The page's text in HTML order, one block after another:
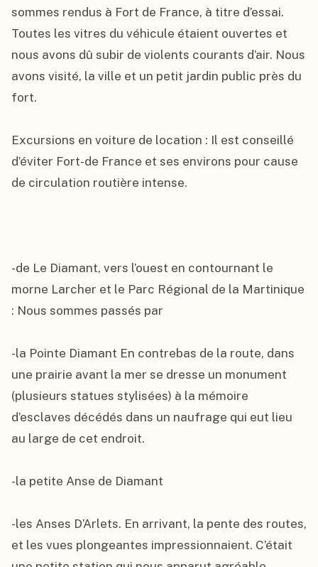
sommes rendus à Fort de France, à titre d’essai.
Toutes les vitres du véhicule étaient ouvertes et
nous avons dû subir de violents courants d’air. Nous
avons visité, la ville et un petit jardin public près du
fort.
Excursions en voiture de location : Il est conseillé
d’éviter Fort-de France et ses environs pour cause
de circulation routière intense.
-de Le Diamant, vers l’ouest en contournant le
morne Larcher et le Parc Régional de la Martinique
: Nous sommes passés par
-la Pointe Diamant En contrebas de la route, dans
une prairie avant la mer se dresse un monument
(plusieurs statues stylisées) à la mémoire
d’esclaves décédés dans un naufrage qui eut lieu
au large de cet endroit.
-la petite Anse de Diamant
-les Anses D’Arlets. En arrivant, la pente des routes,
et les vues plongeantes impressionnaient. C’était